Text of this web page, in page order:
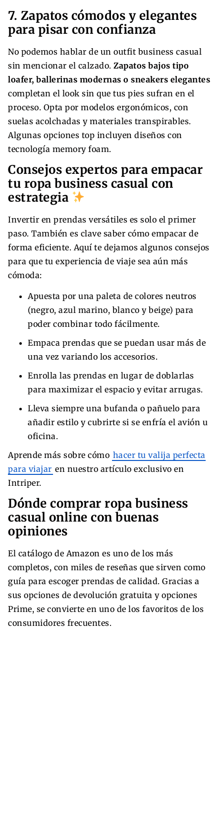
7. Zapatos cómodos y elegantes
para pisar con confianza
No podemos hablar de un outfit business casual
sin mencionar el calzado. Zapatos bajos tipo
loafer, ballerinas modernas o sneakers elegantes
completan el look sin que tus pies sufran en el
proceso. Opta por modelos ergonómicos, con
suelas acolchadas y materiales transpirables.
Algunas opciones top incluyen diseños con
tecnología memory foam.
Consejos expertos para empacar
tu ropa business casual con
estrategia
Invertir en prendas versátiles es solo el primer
paso. También es clave saber cómo empacar de
forma eficiente. Aquí te dejamos algunos consejos
para que tu experiencia de viaje sea aún más
cómoda:
Apuesta por una paleta de colores neutros
(negro, azul marino, blanco y beige) para
poder combinar todo fácilmente.
Empaca prendas que se puedan usar más de
una vez variando los accesorios.
Enrolla las prendas en lugar de doblarlas
para maximizar el espacio y evitar arrugas.
Lleva siempre una bufanda o pañuelo para
añadir estilo y cubrirte si se enfría el avión u
oficina.
Aprende más sobre cómo hacer tu valija perfecta
para viajar en nuestro artículo exclusivo en
Intriper.
Dónde comprar ropa business
casual online con buenas
opiniones
El catálogo de Amazon es uno de los más
completos, con miles de reseñas que sirven como
guía para escoger prendas de calidad. Gracias a
sus opciones de devolución gratuita y opciones
Prime, se convierte en uno de los favoritos de los
consumidores frecuentes.